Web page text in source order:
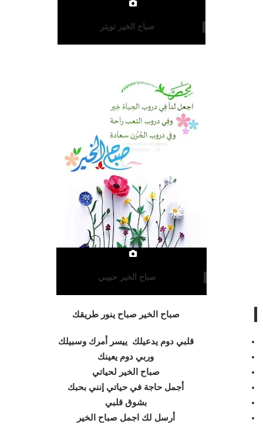
صباح الخير تويتر
صباح الخير حبيبي
صباح الخير صباح ينور طريقك
قلبي دوم يدعيلك ييسر أمرك وسبيلك
وربي دوم يعينك
صباح الخير لحياتي
أجمل حاجة في حياتي إنني بحبك
بشوق قلبي
أرسل لك اجمل صباح الخير